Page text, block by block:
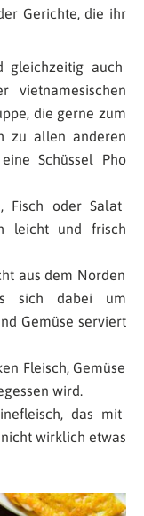
Gerichte, die ihr
gleichzeitig auch
vietnamesischen
die gerne zum
zu allen anderen
Schüssel Pho
Fisch oder Salat
leicht und frisch
aus dem Norden
sich dabei um
Gemüse serviert
Fleisch, Gemüse
wird.
das mit
wirklich etwas